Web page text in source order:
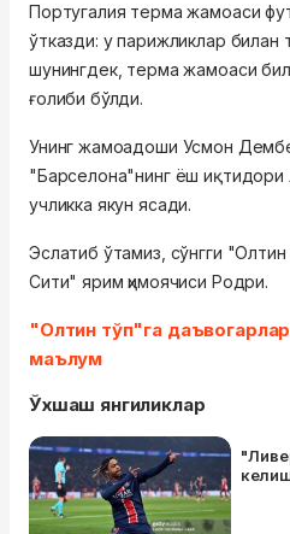
Португалия терма жамоаси
ўтказди: у парижликлар билан
шунингдек, терма жамоаси
ғолиби бўлди.
Унинг жамоадоши Усмон
"Барселона"нинг ёш иқтидори
учликка якун ясади.
Эслатиб ўтамиз, сўнгги
Сити" ярим ҳимоячиси Родри.
"Олтин тўп"га даъвогарлар
маълум
Ўхшаш янгиликлар